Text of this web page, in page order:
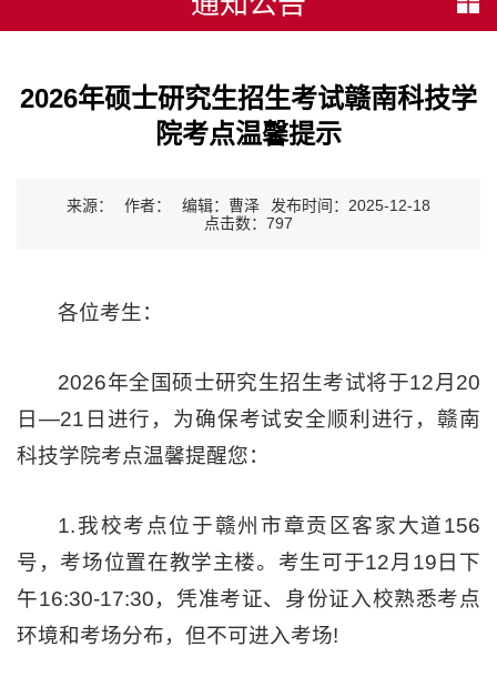
2026年硕士研究生招生考试赣南科技学
院考点温馨提示
来源： 作者： 编辑：曹泽
发布时间：2025-12-18
点击数： 797
各位考生：
2026年全国硕士研究生招生考试将于12月20
日—21日进行，为确保考试安全顺利进行，赣南
科技学院考点温馨提醒您：
1.我校考点位于赣州市章贡区客家大道156
号，考场位置在教学主楼。考生可于12月19日下
午16:30-17:30，凭准考证、身份证入校熟悉考点
环境和考场分布，但不可进入考场!